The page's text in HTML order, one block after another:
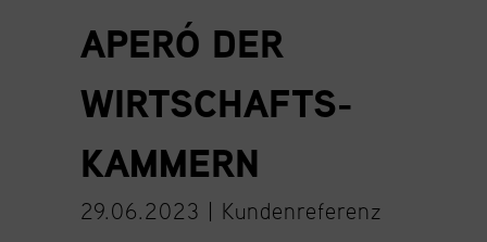
APERÓ DER
WIRTSCHAFTS­
KAMMERN
29.06.2023 | Kundenreferenz